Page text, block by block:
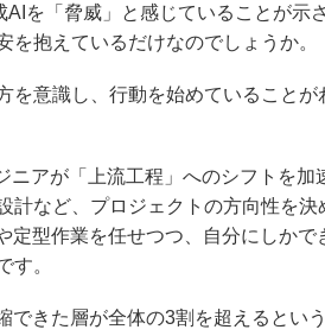
を「脅威」と感じていることが示
抱えているだけなのでしょうか。
を意識し、行動を始めていることが
アが「上流工程」へのシフトを加
計など、プロジェクトの方向性を決
定型作業を任せつつ、自分にしかで
す。
できた層が全体の3割を超えるとい